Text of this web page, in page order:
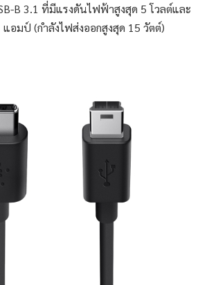
B 3.1 ที่มีแรงดันไฟฟ้าสูงสุด 5 โวลต์และ
อมป์ (กำลังไฟส่งออกสูงสุด 15 วัตต์)